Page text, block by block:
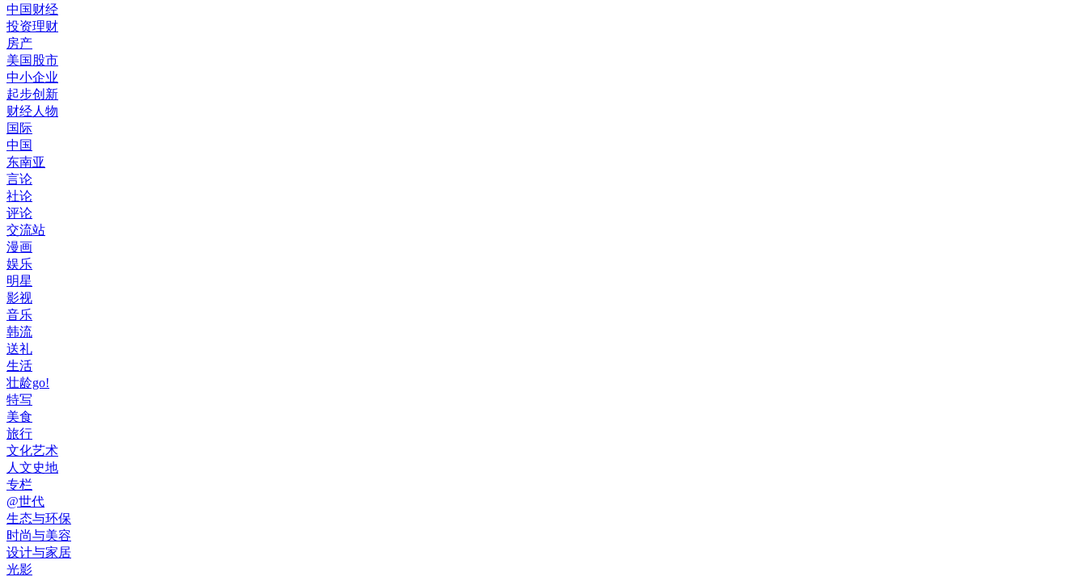
中国财经
投资理财
房产
美国股市
中小企业
起步创新
财经人物
国际
中国
东南亚
言论
社论
评论
交流站
漫画
娱乐
明星
影视
音乐
韩流
送礼
生活
壮龄go!
特写
美食
旅行
文化艺术
人文史地
专栏
@世代
生态与环保
时尚与美容
设计与家居
光影